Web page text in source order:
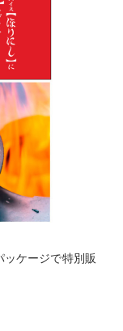
ッケージで特別販